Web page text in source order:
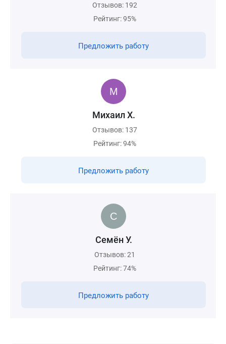
Отзывов: 192
Рейтинг: 95%
Предложить работу
Михаил Х.
Отзывов: 137
Рейтинг: 94%
Предложить работу
Семён У.
Отзывов: 21
Рейтинг: 74%
Предложить работу